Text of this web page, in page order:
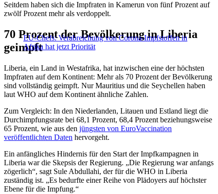
Seitdem haben sich die Impfraten in Kamerun von fünf Prozent auf
zwölf Prozent mehr als verdoppelt.
EU-Chefs: Verabreichung von Corona-Impfstoffen in
Afrika hat jetzt Priorität
70 Prozent der Bevölkerung in Liberia
geimpft
Liberia, ein Land in Westafrika, hat inzwischen eine der höchsten
Impfraten auf dem Kontinent: Mehr als 70 Prozent der Bevölkerung
sind vollständig geimpft. Nur Mauritius und die Seychellen haben
laut WHO auf dem Kontinent ähnliche Zahlen.
Zum Vergleich: In den Niederlanden, Litauen und Estland liegt die
Durchimpfungsrate bei 68,1 Prozent, 68,4 Prozent beziehungsweise
65 Prozent, wie aus den jüngsten von EuroVaccination
veröffentlichten Daten hervorgeht.
Ein anfängliches Hindernis für den Start der Impfkampagnen in
Liberia war die Skepsis der Regierung. „Die Regierung war anfangs
zögerlich“, sagt Sule Abdullahi, der für die WHO in Liberia
zuständig ist. „Es bedurfte einer Reihe von Plädoyers auf höchster
Ebene für die Impfung.“